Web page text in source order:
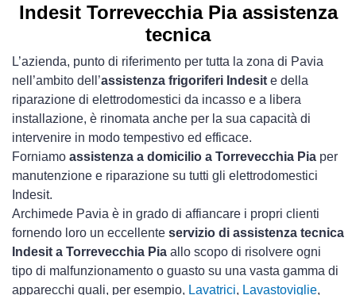
Indesit Torrevecchia Pia assistenza
tecnica
L’azienda, punto di riferimento per tutta la zona di Pavia
nell’ambito dell’assistenza frigoriferi Indesit e della
riparazione di elettrodomestici da incasso e a libera
installazione, è rinomata anche per la sua capacità di
intervenire in modo tempestivo ed efficace.
Forniamo assistenza a domicilio a Torrevecchia Pia per
manutenzione e riparazione su tutti gli elettrodomestici
Indesit.
Archimede Pavia è in grado di affiancare i propri clienti
fornendo loro un eccellente servizio di assistenza tecnica
Indesit a Torrevecchia Pia allo scopo di risolvere ogni
tipo di malfunzionamento o guasto su una vasta gamma di
apparecchi quali, per esempio, Lavatrici, Lavastoviglie,